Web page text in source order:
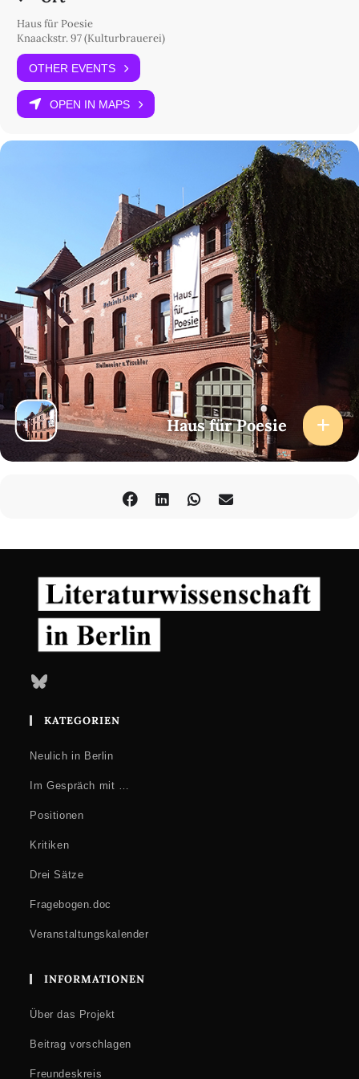
Haus für Poesie
Knaackstr. 97 (Kulturbrauerei)
OTHER EVENTS
OPEN IN MAPS
Haus für Poesie
Bluesky
KATEGORIEN
Neulich in Berlin
Im Gespräch mit …
Positionen
Kritiken
Drei Sätze
Fragebogen.doc
Veranstaltungskalender
INFORMATIONEN
Über das Projekt
Beitrag vorschlagen
Freundeskreis